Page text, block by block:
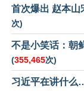
首次爆出 赵本山
次)
不是小笑话：朝
(355,465次)
习近平在讲什么